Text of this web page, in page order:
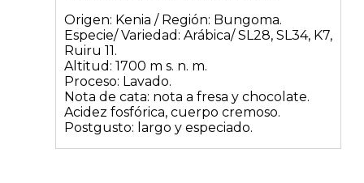
Origen: Kenia / Región: Bungoma.
Especie/ Variedad: Arábica/ SL28, SL34, K7,
Ruiru 11.
Altitud: 1700 m s. n. m.
Proceso: Lavado.
Nota de cata: nota a fresa y chocolate.
Acidez fosfórica, cuerpo cremoso.
Postgusto: largo y especiado.